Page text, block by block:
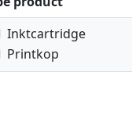
Inktcartridge
Printkop